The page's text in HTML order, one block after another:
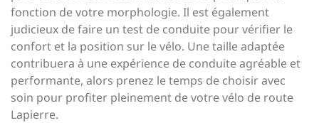
fonction de votre morphologie. Il est également
judicieux de faire un test de conduite pour vérifier le
confort et la position sur le vélo. Une taille adaptée
contribuera à une expérience de conduite agréable et
performante, alors prenez le temps de choisir avec
soin pour profiter pleinement de votre vélo de route
Lapierre.